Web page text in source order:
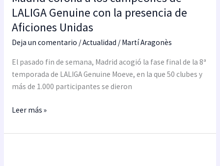
LALIGA Genuine con la presencia de
Aficiones Unidas
Deja un comentario /Actualidad / Martí Aragonès
El pasado fin de semana, Madrid acogió la fase final de la 8ª
temporada de LALIGA Genuine Moeve, en la que 50 clubes y
más de 1.000 participantes se dieron
los
campeones
de
LALIGA
Genuine
con
de
Unidas
Leer más »